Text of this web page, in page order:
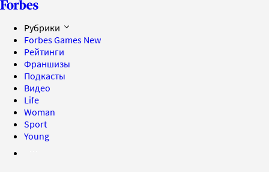
Рубрики
Forbes Games New
Рейтинги
Франшизы
Подкасты
Видео
Life
Woman
Sport
Young